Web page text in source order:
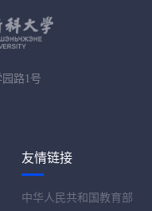
路1号
友情链接
中华人民共和国教育部